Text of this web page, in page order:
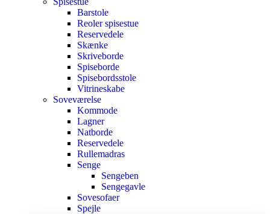
Barstole
Reoler spisestue
Reservedele
Skænke
Skriveborde
Spiseborde
Spisebordsstole
Vitrineskabe
Soveværelse
Kommode
Lagner
Natborde
Reservedele
Rullemadras
Senge
Sengeben
Sengegavle
Sovesofaer
Spejle